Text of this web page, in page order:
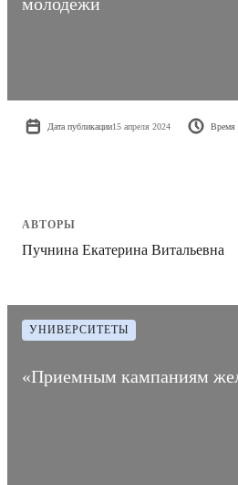
Дата публикации15 апреля 2024 Время
АВТОРЫ
Пучнина Екатерина Витальевна
УНИВЕРСИТЕТЫ
«Приемным кампаниям